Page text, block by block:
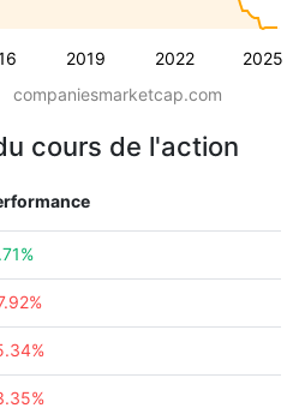
2019 2022 2025
companiesmarketcap.com
cours de l'action